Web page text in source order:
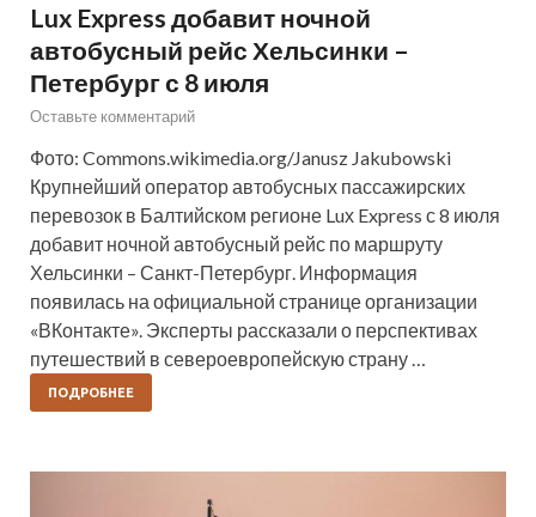
Lux Express добавит ночной
автобусный рейс Хельсинки –
Петербург с 8 июля
Оставьте комментарий
Фото: Commons.wikimedia.org/Janusz Jakubowski
Крупнейший оператор автобусных пассажирских
перевозок в Балтийском регионе Luх Express с 8 июля
добавит ночной автобусный рейс по маршруту
Хельсинки – Санкт-Петербург. Информация
появилась на официальной странице организации
«ВКонтакте». Эксперты рассказали о перспективах
путешествий в североевропейскую страну …
ПОДРОБНЕЕ